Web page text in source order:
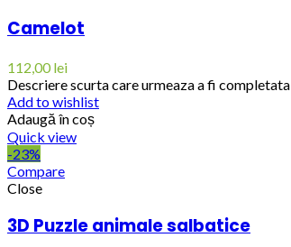
Camelot
112,00lei
Descriere scurta care urmeaza a fi completata
Add to wishlist
Adaugă în coș
Quick view
-23%
Compare
Close
3D Puzzle animale salbatice